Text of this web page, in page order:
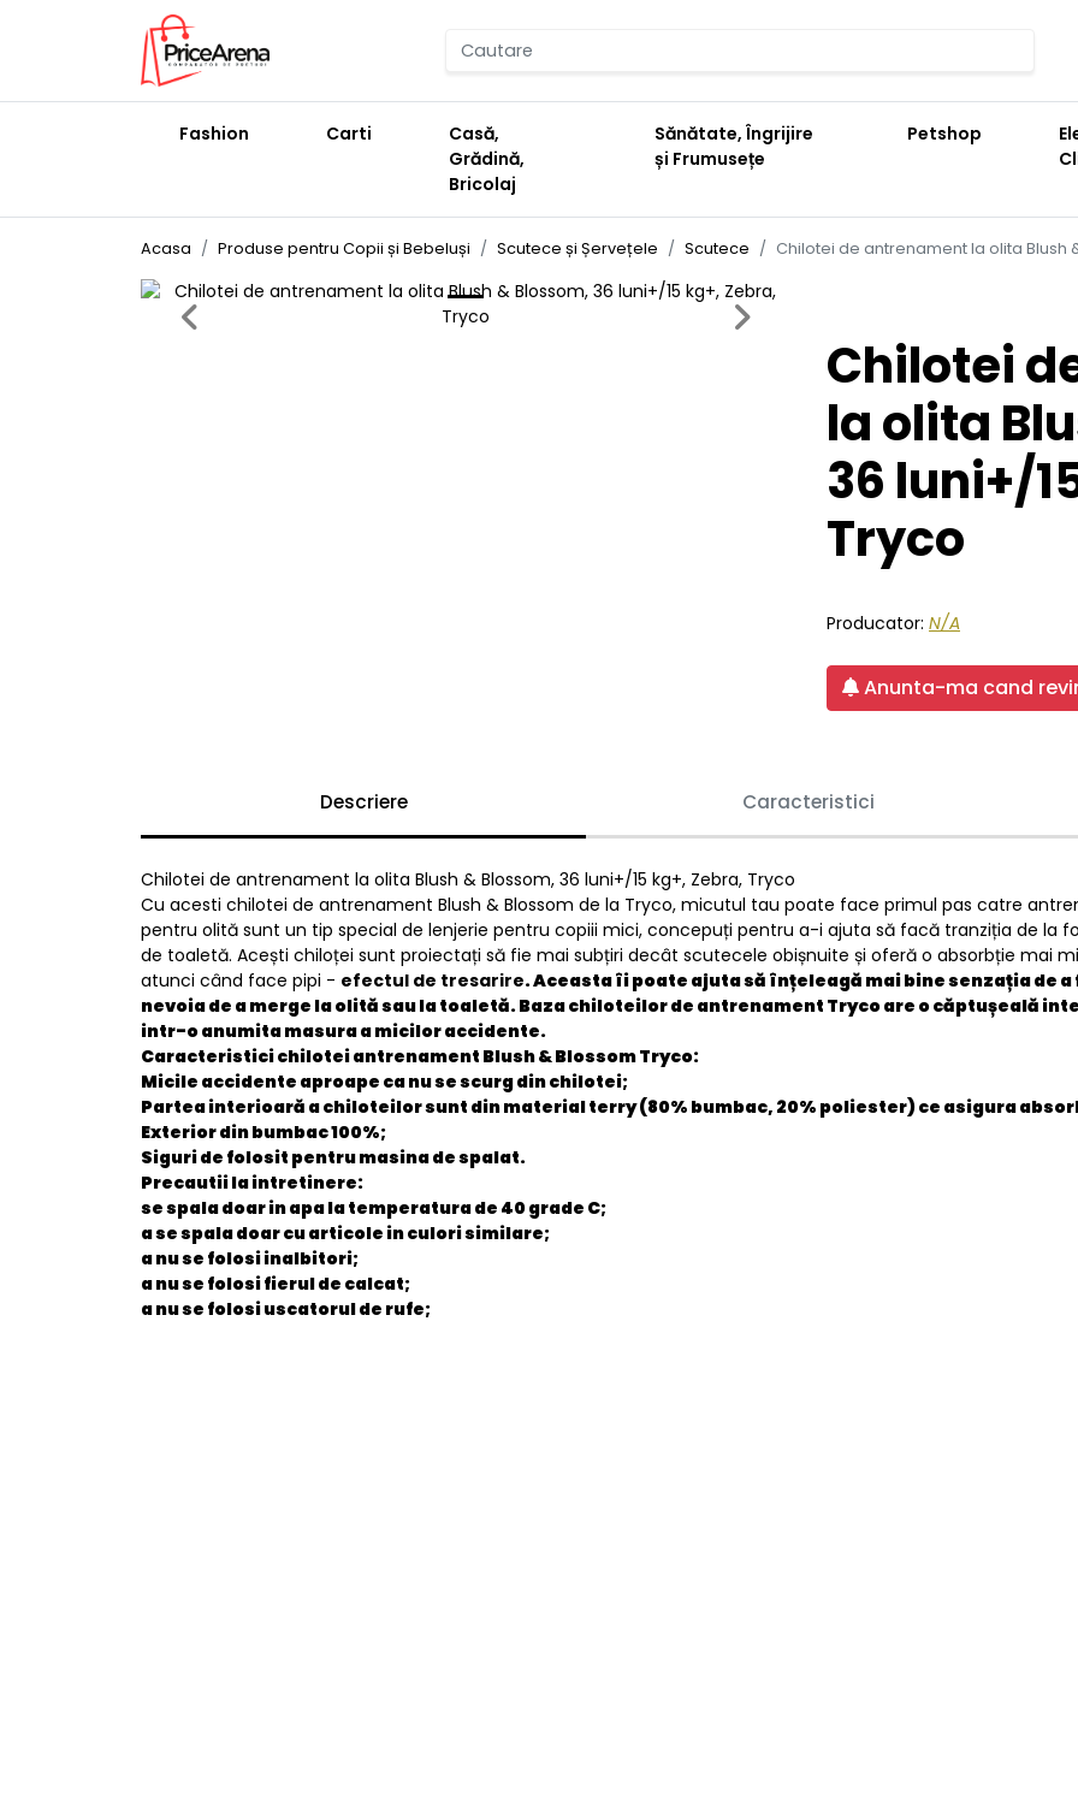
Fashion Carti
Casă,
Grădină,
Bricolaj
Sănătate, Îngrijire
și Frumusețe
Petshop
Acasa Produse pentru Copii și Bebeluși Scutece și Șervețele Scutece Chilotei de antrenament la olita Blush
Previous Next
Chilotei
la olita
36 luni+/
Tryco
Producator: N/A
Anunta-ma cand
Descriere Caracteristici
Chilotei de antrenament la olita Blush & Blossom, 36 luni+/15 kg+, Zebra, Tryco
Cu acesti chilotei de antrenament Blush & Blossom de la Tryco, micutul tau poate face primul pas catre
pentru olită sunt un tip special de lenjerie pentru copiii mici, concepuți pentru a-i ajuta să facă tranziția de la
de toaletă. Acești chiloței sunt proiectați să fie mai subțiri decât scutecele obișnuite și oferă o absorbție mai
atunci când face pipi - efectul de tresarire. Aceasta îi poate ajuta să înțeleagă mai bine senzația de
nevoia de a merge la olită sau la toaletă. Baza chiloteilor de antrenament Tryco are o căptușeală
intr-o anumita masura a micilor accidente.
Caracteristici chilotei antrenament Blush & Blossom Tryco:
Micile accidente aproape ca nu se scurg din chilotei;
Partea interioară a chiloteilor sunt din material terry (80% bumbac, 20% poliester) ce asigura
Exterior din bumbac 100%;
Siguri de folosit pentru masina de spalat.
Precautii la intretinere:
se spala doar in apa la temperatura de 40 grade C;
a se spala doar cu articole in culori similare;
a nu se folosi inalbitori;
a nu se folosi fierul de calcat;
a nu se folosi uscatorul de rufe;